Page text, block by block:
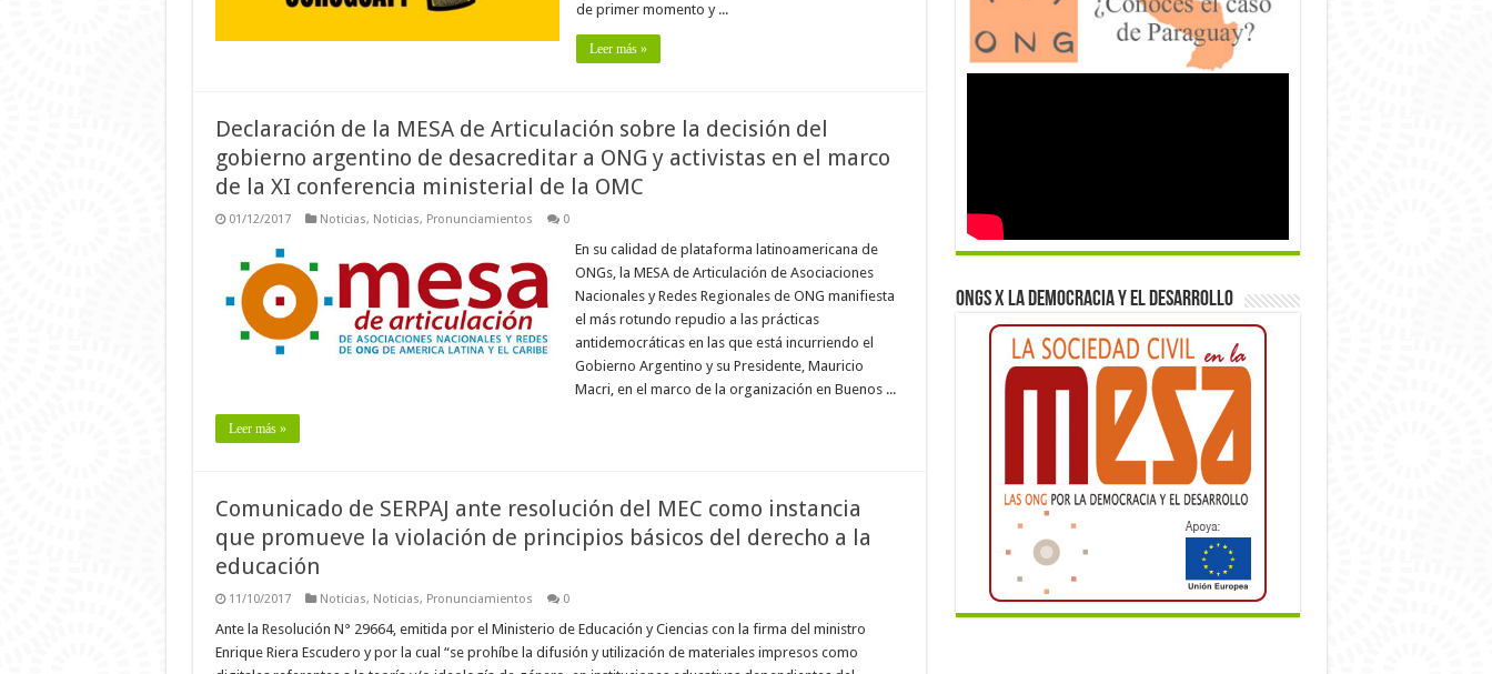
de primer momento y ...
Leer más »
Declaración de la MESA de Articulación sobre la decisión del
gobierno argentino de desacreditar a ONG y activistas en el marco
de la XI conferencia ministerial de la OMC
01/12/2017 Noticias, Noticias, Pronunciamientos 0
En su calidad de plataforma latinoamericana de
ONGs, la MESA de Articulación de Asociaciones
Nacionales y Redes Regionales de ONG manifiesta
el más rotundo repudio a las prácticas
antidemocráticas en las que está incurriendo el
Gobierno Argentino y su Presidente, Mauricio
Macri, en el marco de la organización en Buenos ...
Leer más »
Comunicado de SERPAJ ante resolución del MEC como instancia
que promueve la violación de principios básicos del derecho a la
educación
11/10/2017 Noticias, Noticias, Pronunciamientos 0
Ante la Resolución N° 29664, emitida por el Ministerio de Educación y Ciencias con la firma del ministro
Enrique Riera Escudero y por la cual “se prohíbe la difusión y utilización de materiales impresos como
ONGs x la democracia y el desarrollo